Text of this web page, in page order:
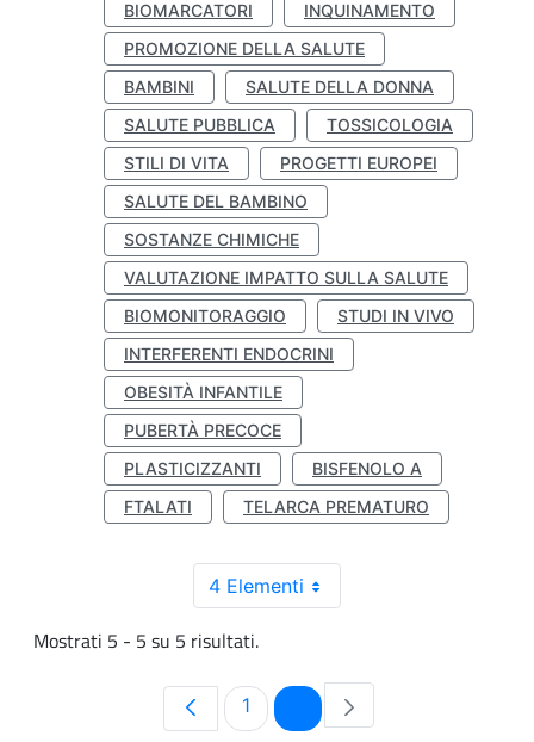
BIOMARCATORI
INQUINAMENTO
PROMOZIONE DELLA SALUTE
BAMBINI
SALUTE DELLA DONNA
SALUTE PUBBLICA
TOSSICOLOGIA
STILI DI VITA
PROGETTI EUROPEI
SALUTE DEL BAMBINO
SOSTANZE CHIMICHE
VALUTAZIONE IMPATTO SULLA SALUTE
BIOMONITORAGGIO
STUDI IN VIVO
INTERFERENTI ENDOCRINI
OBESITÀ INFANTILE
PUBERTÀ PRECOCE
PLASTICIZZANTI
BISFENOLO A
FTALATI
TELARCA PREMATURO
4 Elementi
Mostrati 5 - 5 su 5 risultati.
Pagina
1 Pagina